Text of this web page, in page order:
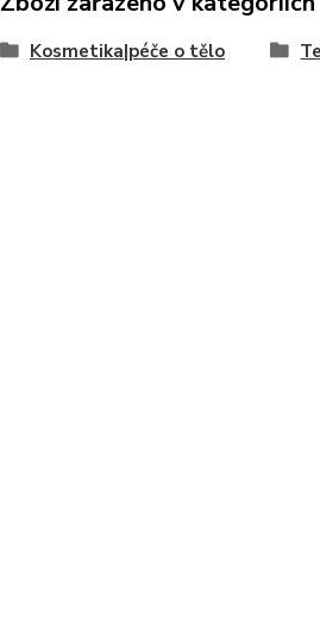
Kosmetika|péče o tělo